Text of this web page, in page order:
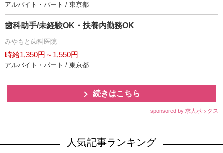
アルバイト・パート / 東京都
歯科助手/未経験OK・扶養内勤務OK
みやもと歯科医院
時給1,350円～1,550円
アルバイト・パート / 東京都
続きはこちら
sponsored by 求人ボックス
人気記事ランキング